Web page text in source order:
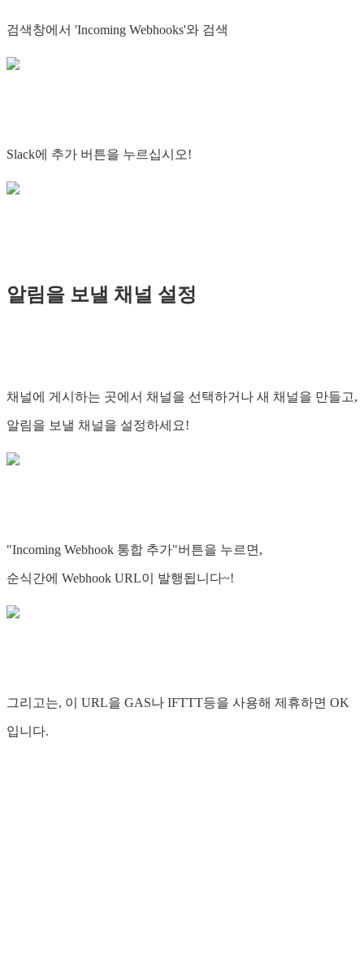
검색창에서 'Incoming Webhooks'와 검색
Slack에 추가 버튼을 누르십시오!
알림을 보낼 채널 설정
채널에 게시하는 곳에서 채널을 선택하거나 새 채널을 만들고,
알림을 보낼 채널을 설정하세요!
"Incoming Webhook 통합 추가"버튼을 누르면,
순식간에 Webhook URL이 발행됩니다~!
그리고는, 이 URL을 GAS나 IFTTT등을 사용해 제휴하면 OK
입니다.